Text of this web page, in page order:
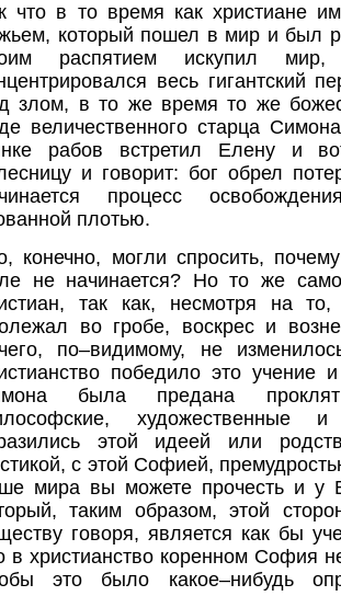
что в то время как христиане
который пошел в мир и был
распятием искупил
весь гигантский
злом, в то же время то же
величественного старца
рабов встретил Елену и
и говорит: бог обрел
процесс
плотью.
конечно, могли спросить,
не начинается? Но то же
так как, несмотря на
во гробе, воскрес и
по–видимому, не
победило это учение
была предана
художественные
этой идеей или
с этой Софией,
мира вы можете прочесть и у
таким образом, этой
говоря, является как бы
в христианство коренном София
это было какое–нибудь